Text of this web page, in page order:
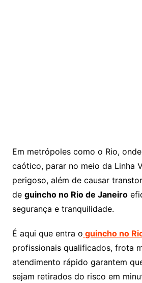
Em metrópoles como o Rio,
caótico, parar no meio da Linha
perigoso, além de causar
de guincho no Rio de Janeiro
segurança e tranquilidade.
É aqui que entra o guincho no
profissionais qualificados, frota
atendimento rápido garantem
sejam retirados do risco em